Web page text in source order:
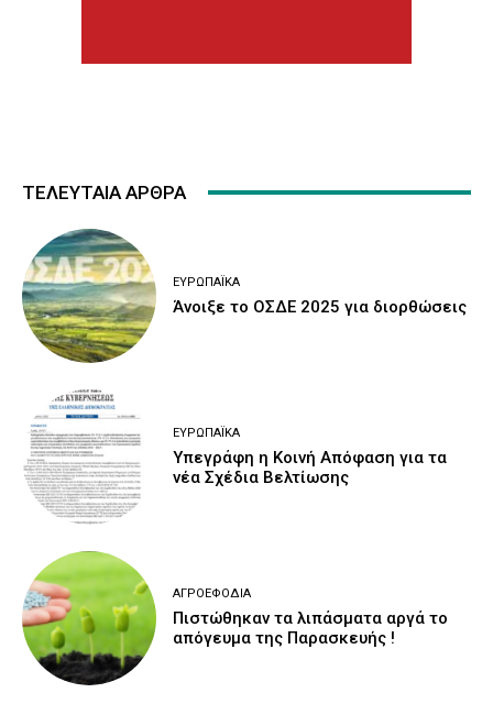
ΤΕΛΕΥΤΑΙΑ ΑΡΘΡΑ
ΕΥΡΩΠΑΪΚΆ
Άνοιξε το ΟΣΔΕ 2025 για διορθώσεις
ΕΥΡΩΠΑΪΚΆ
Υπεγράφη η Κοινή Απόφαση για τα
νέα Σχέδια Βελτίωσης
ΑΓΡΟΕΦΌΔΙΑ
Πιστώθηκαν τα λιπάσματα αργά το
απόγευμα της Παρασκευής !